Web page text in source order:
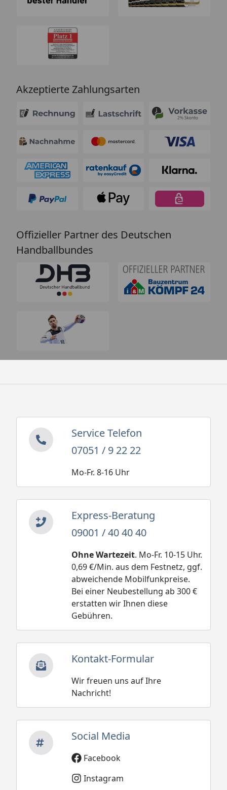
Akzeptierte Zahlungsarten
Offizieller Partner des Deutschen
Handballbundes
Service Telefon
07051 / 9 22 22
Mo-Fr. 8-16 Uhr
Express-Beratung
09001 / 40 40 40
Ohne Wartezeit. Mo-Fr. 10-15 Uhr.
0,69 €/Min. aus dem Festnetz, ggf.
abweichende Mobilfunkpreise.
Bei einer Neubestellung ab 300 €
erstatten wir Ihnen diese
Gebühren.
Kontakt-Formular
Wir freuen uns auf Ihre
Nachricht!
Social Media
Facebook
Instagram